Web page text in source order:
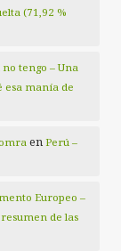
(71,92 %
tengo – Una
esa manía de
en Perú –
Europeo –
de las